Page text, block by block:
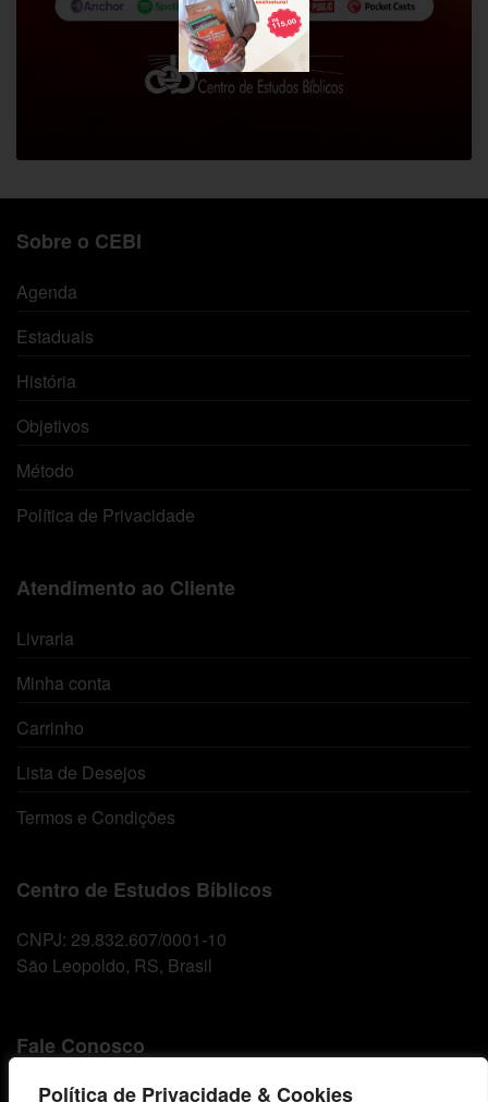
Política de Privacidade & Cookies
Sobre o CEBI
Agenda
Estaduais
História
Objetivos
Método
Política de Privacidade
Atendimento ao Cliente
Livraria
Minha conta
Carrinho
Lista de Desejos
Termos e Condições
Centro de Estudos Bíblicos
CNPJ: 29.832.607/0001-10
São Leopoldo, RS, Brasil
Fale Conosco
E-mails